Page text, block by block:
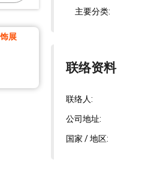
展
主要分类:
联络资料
联络人:
公司地址:
国家 / 地区: